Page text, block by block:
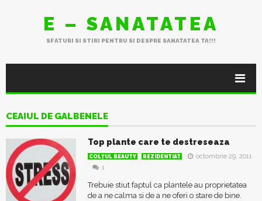
E – SANATATEA
SFATURI SI STIRI PENTRU SI DESPRE SANATATEA TA!!!
CEAIUL DE GALBENELE
Top plante care te destreseaza
COLŢUL BEAUTY REZIDENTIAT
octombrie 29, 2011
1
Trebuie stiut faptul ca plantele au proprietatea
de a ne calma si de a ne oferi o stare de bine.